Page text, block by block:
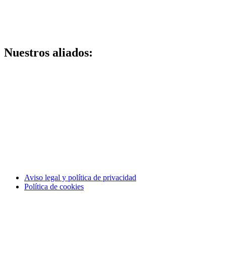
Nuestros aliados:
Aviso legal y política de privacidad
Política de cookies